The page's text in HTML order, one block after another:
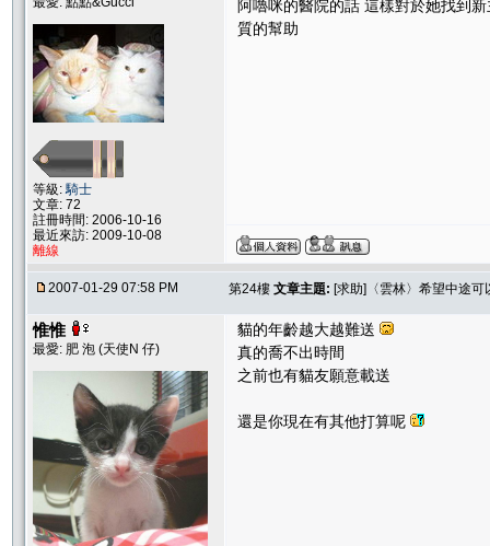
等級:騎士
文章: 72
註冊時間: 2006-10-16
最近來訪: 2009-10-08
離線
阿嚕咪的醫院的話 這樣對於她找到
質的幫助
2007-01-29 07:58 PM 第24樓 文章主題: [求助]〈雲林〉希望中途
惟惟
最愛: 肥 泡 (天使N 仔)
貓的年齡越大越難送
真的喬不出時間
之前也有貓友願意載送
還是你現在有其他打算呢